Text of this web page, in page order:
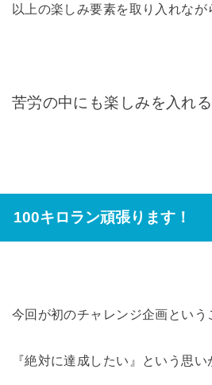
以上の楽しみ要素を取り入れなが
苦労の中にも楽しみを入れ
100キロラン頑張ります！
今回が初のチャレンジ企画という
『絶対に達成したい』という思い